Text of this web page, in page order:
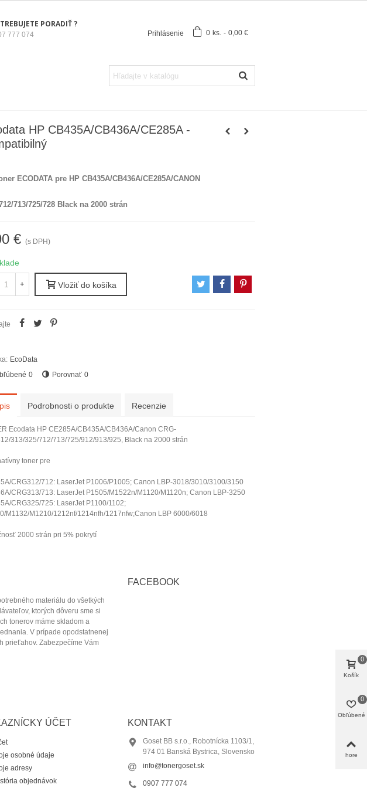
PORADIŤ ?
777 074 Prihlásenie 0 ks. - 0,00 €
HP CB435A/CB436A/CE285A -
ECODATA pre HP CB435A/CB436A/CE285A/CANON
713/725/728 Black na 2000 strán
€ (s DPH)
+ Vložiť do košíka
EcoData
0 Porovnať 0
Podrobnosti o produkte Recenzie
Ecodata HP CE285A/CB435A/CB436A/Canon CRG-
313/325/712/713/725/912/913/925, Black na 2000 strán
toner pre
CRG312/712: LaserJet P1006/P1005; Canon LBP-3018/3010/3100/3150
CRG313/713: LaserJet P1505/M1522n/M1120/M1120n; Canon LBP-3250
CRG325/725: LaserJet P1100/1102;
M1132/M1210/1212nf/1214nfh/1217nfw;Canon LBP 6000/6018
2000 strán pri 5% pokrytí
materiálu do všetkých
, ktorých dôveru sme si
tonerov máme skladom a
. V prípade opodstatnenej
prieťahov. Zabezpečíme Vám
FACEBOOK
ÚČET
osobné údaje
adresy
objednávok
KONTAKT
Goset BB s.r.o., Robotnícka 1103/1,
974 01 Banská Bystrica, Slovensko
info@tonergoset.sk
0907 777 074
Košík
0
Obľúbené
0
hore